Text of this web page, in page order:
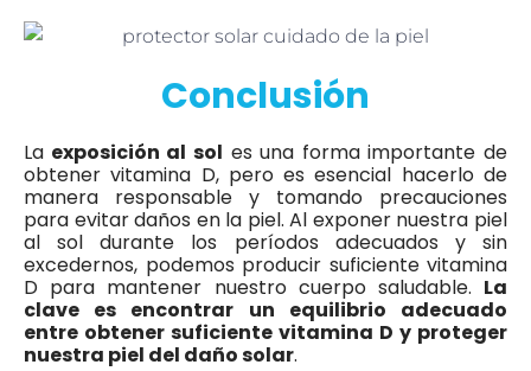
Conclusión
La exposición al sol es una forma importante de
obtener vitamina D, pero es esencial hacerlo de
manera responsable y tomando precauciones
para evitar daños en la piel. Al exponer nuestra piel
al sol durante los períodos adecuados y sin
excedernos, podemos producir suficiente vitamina
D para mantener nuestro cuerpo saludable. La
clave es encontrar un equilibrio adecuado
entre obtener suficiente vitamina D y proteger
nuestra piel del daño solar.